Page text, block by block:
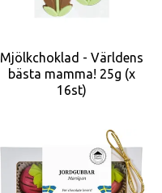
Mjölkchoklad - Världens
bästa mamma! 25g (x
16st)